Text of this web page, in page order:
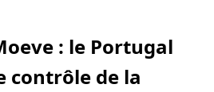
: le Portugal
contrôle de la